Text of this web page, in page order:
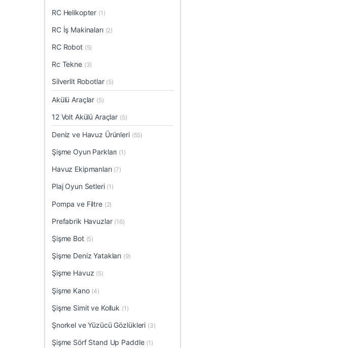
RC Helikopter (1)
RC İş Makinaları (2)
RC Robot (5)
Rc Tekne (3)
Silverlit Robotlar (5)
Akülü Araçlar (5)
12 Volt Akülü Araçlar (5)
Deniz ve Havuz Ürünleri (55)
Şişme Oyun Parkları (1)
Havuz Ekipmanları (7)
Plaj Oyun Setleri (1)
Pompa ve Filtre (2)
Prefabrik Havuzlar (16)
Şişme Bot (5)
Şişme Deniz Yatakları (9)
Şişme Havuz (5)
Şişme Kano (4)
Şişme Simit ve Kolluk (1)
Şnorkel ve Yüzücü Gözlükleri (3)
Şişme Sörf Stand Up Paddle (1)